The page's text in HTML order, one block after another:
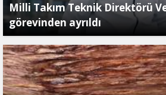
Milli Takım Teknik Direktörü
görevinden ayrıldı